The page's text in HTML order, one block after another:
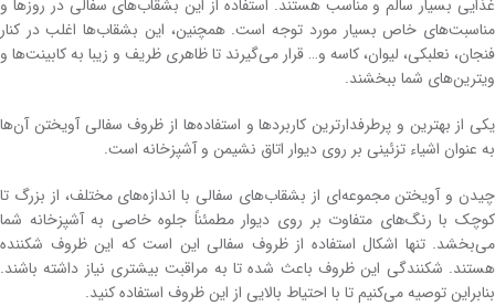
غذایی بسیار سالم و مناسب هستند. استفاده از این بشقاب‌های سفالی در روز‌ها و
مناسبت‌های خاص بسیار مورد توجه است. همچنین، این بشقاب‌ها اغلب در کنار
فنجان، نعلبکی، لیوان، کاسه و… قرار می‌گیرند تا ظاهری ظریف و زیبا به کابینت‌ها و
ویترین‌های شما ببخشند.
یکی از بهترین و پرطرفدار‌ترین کاربردها‌ و استفاده‌ها از ظروف سفالی آویختن آن‌ها
به عنوان اشیاء تزئینی بر روی دیوار اتاق نشیمن و آشپزخانه است.
چیدن و آویختن مجموعه‌ای از بشقاب‌های سفالی با اندازه‌های مختلف، از بزرگ تا
کوچک با رنگ‌های متفاوت بر روی دیوار مطمئناً جلوه خاصی به آشپزخانه شما
می‌بخشد. تنها اشکال استفاده از ظروف سفالی این است که این ظروف شکننده
هستند. شکنندگی این ظروف باعث شده تا به مراقبت بیشتری نیاز داشته باشند.
بنابراین توصیه می‌کنیم تا با احتیاط بالایی از این ظروف استفاده کنید.